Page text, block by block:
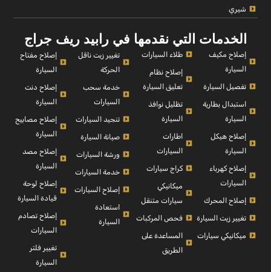
شيري
الخدمات التي نقدمها في رابيد ريف جراج
إصلاح مكيف
السيارة
تفصيل السيارة
استبدال بطارية
السيارة
إصلاح هيكل
السيارة
إصلاح كهرباء
السيارات
إصلاح المحرك
تغيير زيت السيارة
ميكانيكي سيارات
طلاء السيارات
إصلاح نظام
تعليق السيارة
تظليل نوافذ
السيارة
اطارات
السيارات
كراج سيارات
ميكانيكي
سيارات متنقل
فحص المركبات
المساعدة على
الطريق
تغيير زيت ناقل
الحركة
خدمة سحب
السيارات
تنجيد السيارات
صيانة السيارة
ورشة السيارات
خدمة السيارات
إصلاح السيارات
استعادة
السيارة
إصلاح مفتاح
السيارة
إصلاح دنت
السيارة
إصلاح مصابيح
السيارة
إصلاح مصد
السيارة
إصلاح لوحة
قيادة السيارة
إصلاح تصادم
السيارات
تغيير فلتر
السيارة